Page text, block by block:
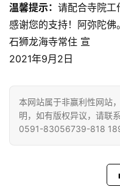
温馨提示： 请配合寺院工
感谢您的支持
石狮龙海寺常住 宣
2021年9月2日
本网站属于非赢利性网站
明，如有版权异议，请联
0591-83056739-818